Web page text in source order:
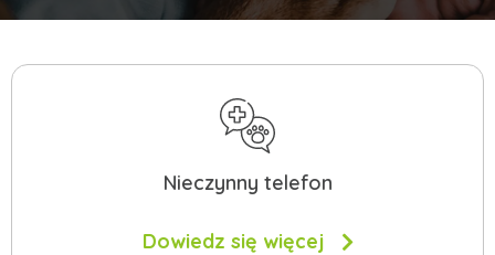
Nieczynny telefon
Dowiedz się więcej